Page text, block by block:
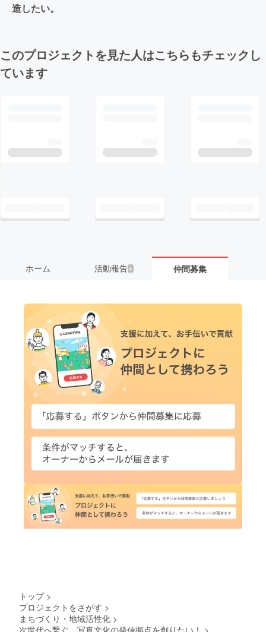
造したい。
このプロジェクトを見た人はこちらもチェックし
ています
ホーム 活動報告4 仲間募集
トップ >
プロジェクトをさがす >
まちづくり・地域活性化 >